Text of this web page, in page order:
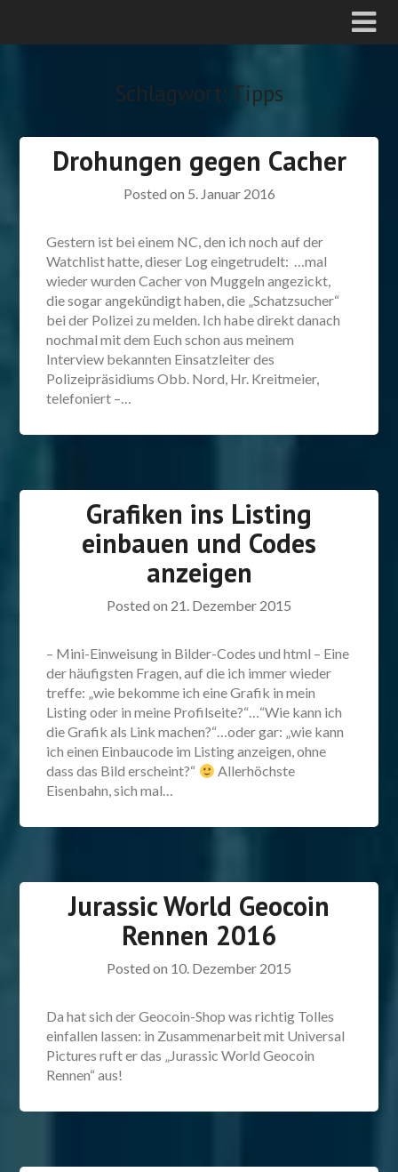
Schlagwort: Tipps
Drohungen gegen Cacher
Posted on 5. Januar 2016
Gestern ist bei einem NC, den ich noch auf der
Watchlist hatte, dieser Log eingetrudelt: …mal
wieder wurden Cacher von Muggeln angezickt,
die sogar angekündigt haben, die „Schatzsucher“
bei der Polizei zu melden. Ich habe direkt danach
nochmal mit dem Euch schon aus meinem
Interview bekannten Einsatzleiter des
Polizeipräsidiums Obb. Nord, Hr. Kreitmeier,
telefoniert –…
Grafiken ins Listing
einbauen und Codes
anzeigen
Posted on 21. Dezember 2015
– Mini-Einweisung in Bilder-Codes und html – Eine
der häufigsten Fragen, auf die ich immer wieder
treffe: „wie bekomme ich eine Grafik in mein
Listing oder in meine Profilseite?“…“Wie kann ich
die Grafik als Link machen?“…oder gar: „wie kann
ich einen Einbaucode im Listing anzeigen, ohne
dass das Bild erscheint?“
Allerhöchste
Eisenbahn, sich mal…
Jurassic World Geocoin
Rennen 2016
Posted on 10. Dezember 2015
Da hat sich der Geocoin-Shop was richtig Tolles
einfallen lassen: in Zusammenarbeit mit Universal
Pictures ruft er das „Jurassic World Geocoin
Rennen“ aus!